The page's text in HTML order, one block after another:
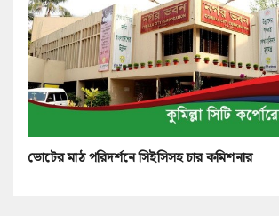
ভোটের মাঠ পরিদর্শনে সিইসিসহ চার কমিশনার